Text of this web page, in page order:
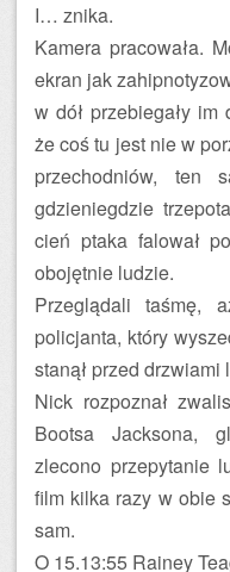
I… znika.
Kamera pracowała.
ekran jak
w dół przebiegały im
że coś tu jest nie w
przechodniów, ten
gdzieniegdzie
cień ptaka falował
obojętnie ludzie.
Przeglądali taśmę,
policjanta, który
stanął przed
Nick rozpoznał
Bootsa Jacksona,
zlecono przepytanie
film kilka razy w obie
sam.
O 15.13:55 Rainey